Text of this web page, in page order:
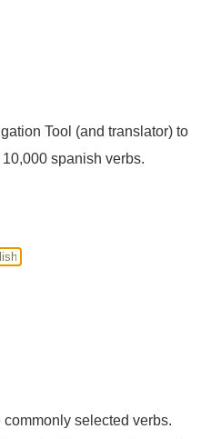
Tool (and translator) to
spanish verbs.
selected verbs.